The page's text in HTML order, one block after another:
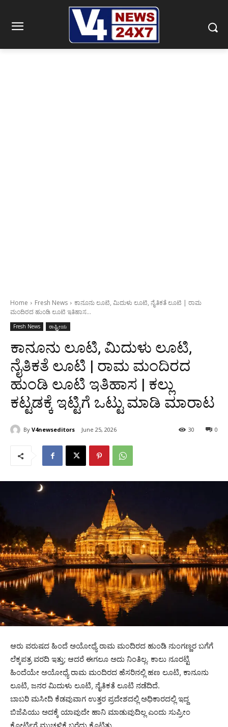
Home Fresh News
ಕಾನೂನು ಲೂಟಿ, ಮಿದುಳು ಲೂಟಿ, ನೈತಿಕತೆ ಲೂಟಿ | ರಾಮ
ಮಂದಿರದ ಹುಂಡಿ ಲೂಟಿ ಇತಿಹಾಸ...
Fresh News ರಾಷ್ಟ್ರೀಯ
ಕಾನೂನು ಲೂಟಿ, ಮಿದುಳು ಲೂಟಿ,
ನೈತಿಕತೆ ಲೂಟಿ | ರಾಮ ಮಂದಿರದ
ಹುಂಡಿ ಲೂಟಿ ಇತಿಹಾಸ | ಕಲ್ಲು
ಕಟ್ಟಡಕ್ಕೆ ಇಟ್ಟಿಗೆ ಒಟ್ಟು ಮಾಡಿ ಮಾರಾಟ
By V4newseditors June 25, 2026 0
30
ಆರು ವರುಷದ ಹಿಂದೆ ಅಯೋಧ್ಯೆ ರಾಮ ಮಂದಿರದ ಹುಂಡಿ ನುಂಗಣ್ಣರ ಬಗೆಗೆ
ಲೆಕ್ಕಪತ್ರ ವರದಿ ಇತ್ತು; ಆದರೆ ಈಗಲೂ ಅದು ನಿಂತಿಲ್ಲ. ಕಾಲು ನೂರಟ್ಟಿ
ಹಿಂದೆಯೇ ಅಯೋಧ್ಯೆ ರಾಮ ಮಂದಿರದ ಹೆಸರಿನಲ್ಲಿ ಹಣ ಲೂಟಿ, ಕಾನೂನು
ಲೂಟಿ, ಜನರ ಮಿದುಳು ಲೂಟಿ, ನೈತಿಕತೆ ಲೂಟಿ ನಡೆದಿದೆ.
ಬಾಬರಿ ಮಸೀದಿ ಕೆಡವುವಾಗ ಉತ್ತರ ಪ್ರದೇಶದಲ್ಲಿ ಅಧಿಕಾರದಲ್ಲಿ ಇದ್ದ
ಬಿಜೆಪಿಯು ಅದಕ್ಕೆ ಯಾವುದೇ ಹಾನಿ ಮಾಡುವುದಿಲ್ಲ ಎಂದು ಸುಪ್ರೀಂ